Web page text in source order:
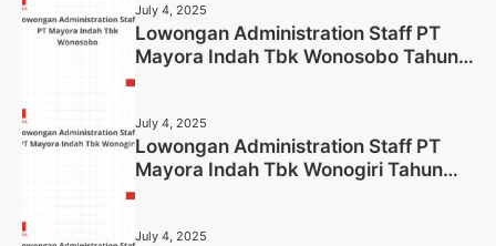
July 4, 2025
Lowongan Administration Staff PT
Mayora Indah Tbk Wonosobo Tahun
July 4, 2025
Lowongan Administration Staff PT
Mayora Indah Tbk Wonogiri Tahun
July 4, 2025